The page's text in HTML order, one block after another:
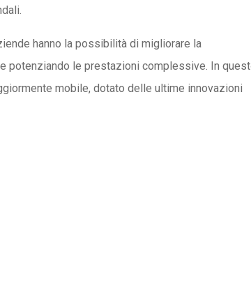
hanno la possibilità di migliorare la
potenziando le prestazioni complessive. In
mobile, dotato delle ultime innovazioni